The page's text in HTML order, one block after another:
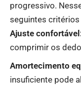
progressivo.
seguintes critérios
Ajuste
comprimir os
Amortecimento
insuficiente pode